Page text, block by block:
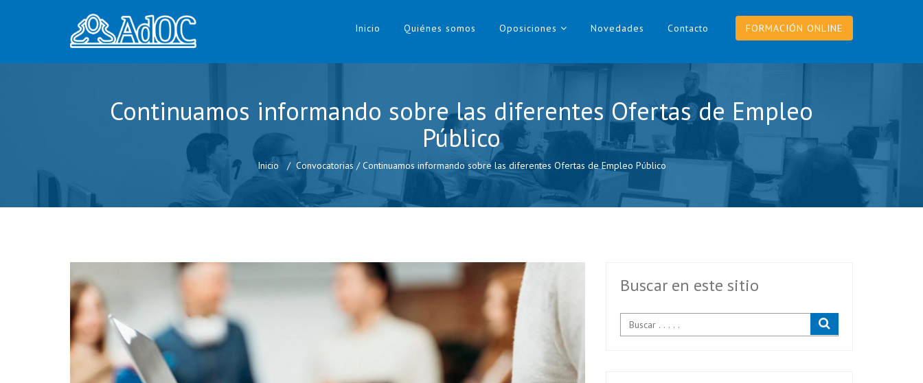
Inicio Quiénes somos Oposiciones Novedades Contacto FORMACIÓN ONLINE
Continuamos informando sobre las diferentes Ofertas de Empleo
Público
Inicio Convocatorias /Continuamos informando sobre las diferentes Ofertas de Empleo Público
Buscar en este sitio